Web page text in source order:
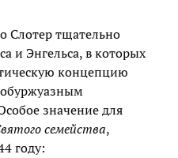
Слотер тщательно
и Энгельса, в которых
концепцию
значение для
семейства,
году: